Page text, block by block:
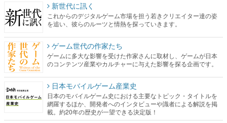
新世代に訊く
これからのデジタルゲーム市場を担う若きクリエイター達の姿
を追い、彼らのルーツと情熱を探っていきます。
ゲーム世代の作家たち
ゲームに多大な影響を受けた作家さんに取材し、ゲームが日本
のコンテンツ産業やカルチャーに与えた影響を探る企画です。
日本モバイルゲーム産業史
日本のモバイルゲーム史における主要なトピック・タイトルを
網羅するほか、開発者へのインタビューや識者による解説を掲
載。約20年の歴史が一望できる決定版！